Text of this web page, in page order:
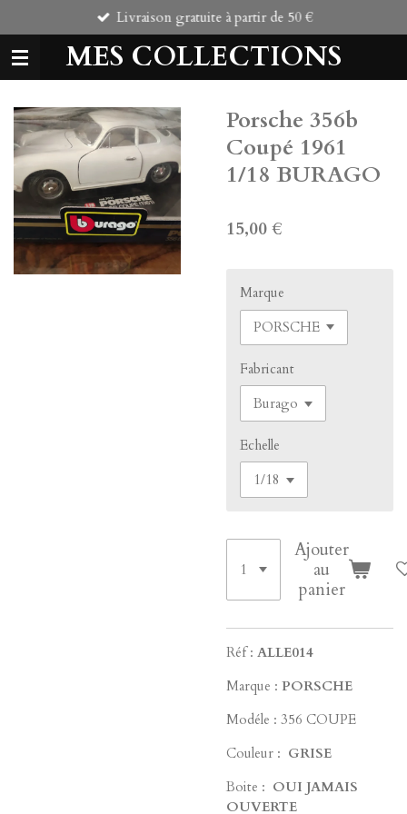
au
contenu
principal
MES COLLECTIONS
Livraison gratuite à partir de 50 €
Porsche 356b
Coupé 1961
1/18 BURAGO
15,00 €
Marque
Fabricant
Echelle
Ajouter
au
panier
Réf : ALLE014
Marque : PORSCHE
Modéle : 356 COUPE
Couleur : GRISE
Boite : OUI JAMAIS
OUVERTE